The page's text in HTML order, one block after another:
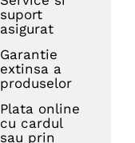
suport
asigurat
Garantie
extinsa a
produselor
Plata online
cu cardul
sau prin